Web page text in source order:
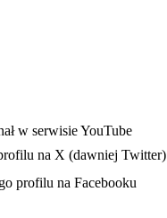
karcie
w serwisie YouTube
na X (dawniej Twitter)
karcie
profilu na Facebooku